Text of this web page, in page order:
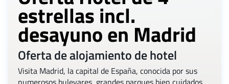
estrellas incl.
desayuno en Madrid
Oferta de alojamiento de hotel
Visita Madrid, la capital de España, conocida por sus